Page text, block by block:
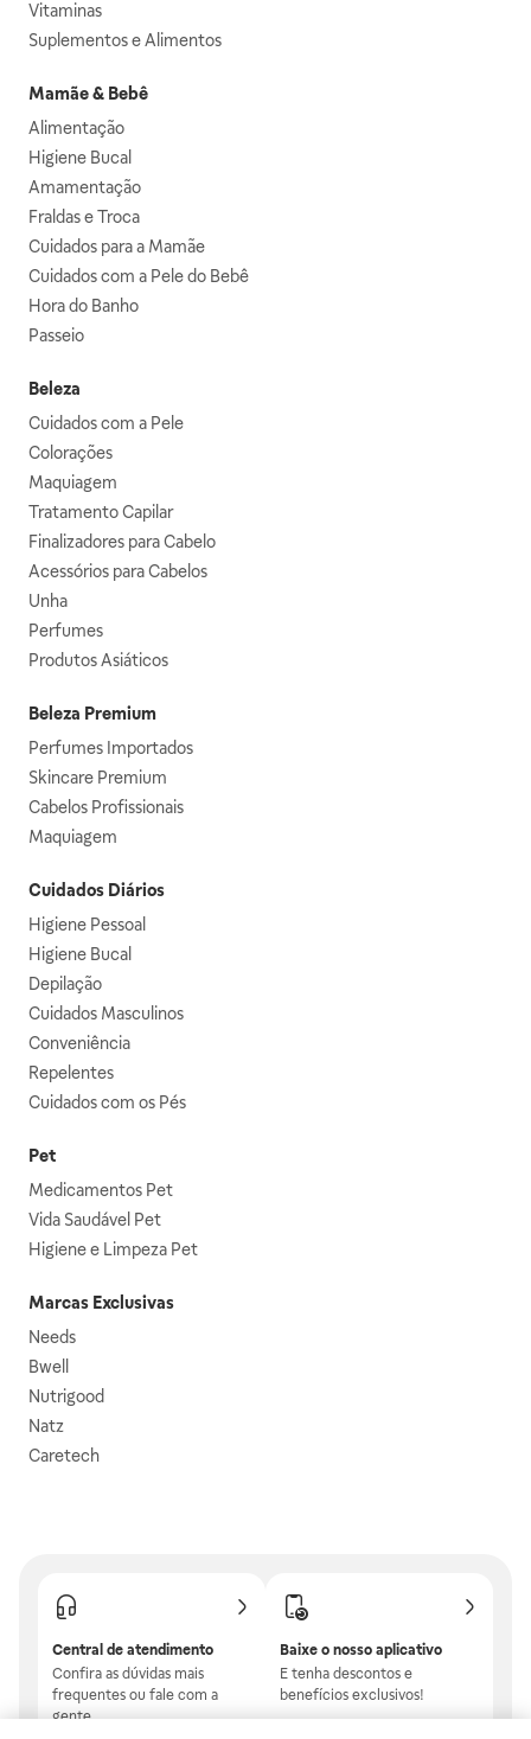
Vitaminas
Suplementos e Alimentos
Mamãe & Bebê
Alimentação
Higiene Bucal
Amamentação
Fraldas e Troca
Cuidados para a Mamãe
Cuidados com a Pele do Bebê
Hora do Banho
Passeio
Beleza
Cuidados com a Pele
Colorações
Maquiagem
Tratamento Capilar
Finalizadores para Cabelo
Acessórios para Cabelos
Unha
Perfumes
Produtos Asiáticos
Beleza Premium
Perfumes Importados
Skincare Premium
Cabelos Profissionais
Maquiagem
Cuidados Diários
Higiene Pessoal
Higiene Bucal
Depilação
Cuidados Masculinos
Conveniência
Repelentes
Cuidados com os Pés
Pet
Medicamentos Pet
Vida Saudável Pet
Higiene e Limpeza Pet
Marcas Exclusivas
Needs
Bwell
Nutrigood
Natz
Caretech
Central de atendimento
Confira as dúvidas mais
frequentes ou fale com a
gente.
Baixe o nosso aplicativo
E tenha descontos e
benefícios exclusivos!